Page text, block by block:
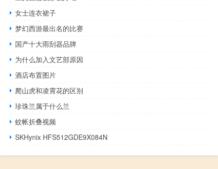
女士连衣裙子
梦幻西游最出名的比赛
国产十大雨刮器品牌
为什么加入文艺部原因
酒店布置图片
爬山虎和凌霄花的区别
珍珠兰属于什么兰
蚊帐折叠视频
SKHynix HFS512GDE9X084N